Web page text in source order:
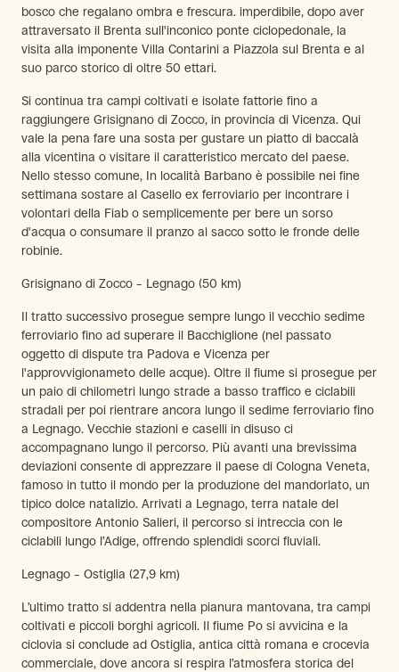
bosco che regalano ombra e frescura. imperdibile, dopo aver
attraversato il Brenta sull'inconico ponte ciclopedonale, la
visita alla imponente Villa Contarini a Piazzola sul Brenta e al
suo parco storico di oltre 50 ettari.
Si continua tra campi coltivati e isolate fattorie fino a
raggiungere Grisignano di Zocco, in provincia di Vicenza. Qui
vale la pena fare una sosta per gustare un piatto di baccalà
alla vicentina o visitare il caratteristico mercato del paese.
Nello stesso comune, In località Barbano è possibile nei fine
settimana sostare al Casello ex ferroviario per incontrare i
volontari della Fiab o semplicemente per bere un sorso
d'acqua o consumare il pranzo al sacco sotto le fronde delle
robinie.
Grisignano di Zocco – Legnago (50 km)
Il tratto successivo prosegue sempre lungo il vecchio sedime
ferroviario fino ad superare il Bacchiglione (nel passato
oggetto di dispute tra Padova e Vicenza per
l'approvvigionameto delle acque). Oltre il fiume si prosegue per
un paio di chilometri lungo strade a basso traffico e ciclabili
stradali per poi rientrare ancora lungo il sedime ferroviario fino
a Legnago. Vecchie stazioni e caselli in disuso ci
accompagnano lungo il percorso. Più avanti una brevissima
deviazioni consente di apprezzare il paese di Cologna Veneta,
famoso in tutto il mondo per la produzione del mandorlato, un
tipico dolce natalizio. Arrivati a Legnago, terra natale del
compositore Antonio Salieri, il percorso si intreccia con le
ciclabili lungo l’Adige, offrendo splendidi scorci fluviali.
Legnago – Ostiglia (27,9 km)
L’ultimo tratto si addentra nella pianura mantovana, tra campi
coltivati e piccoli borghi agricoli. Il fiume Po si avvicina e la
ciclovia si conclude ad Ostiglia, antica città romana e crocevia
commerciale, dove ancora si respira l’atmosfera storica del